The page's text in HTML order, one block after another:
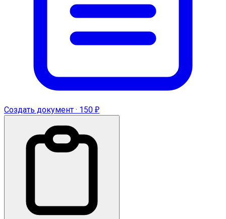
Создать документ · 150 ₽